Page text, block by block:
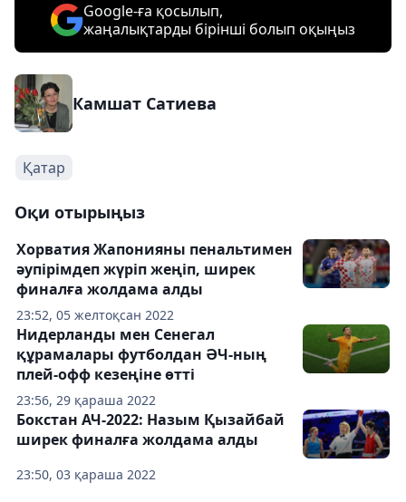
Google-ға қосылып,
жаңалықтарды бірінші болып оқыңыз
Камшат Сатиева
Қатар
Оқи отырыңыз
23:52, 05 желтоқсан 2022
Хорватия Жапонияны пенальтимен
әупірімдеп жүріп жеңіп, ширек
финалға жолдама алды
23:56, 29 қараша 2022
Нидерланды мен Сенегал
құрамалары футболдан ӘЧ-ның
плей-офф кезеңіне өтті
23:50, 03 қараша 2022
Бокстан АЧ-2022: Назым Қызайбай
ширек финалға жолдама алды